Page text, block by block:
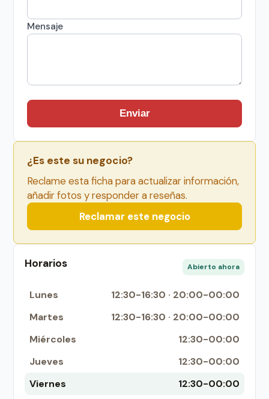
Mensaje
Enviar
¿Es este su negocio?
Reclame esta ficha para actualizar información,
añadir fotos y responder a reseñas.
Reclamar este negocio
Horarios Abierto ahora
Lunes
12:30-16:30 · 20:00-00:00
Martes
12:30-16:30 · 20:00-00:00
Miércoles
12:30-00:00
Jueves
12:30-00:00
Viernes
12:30-00:00